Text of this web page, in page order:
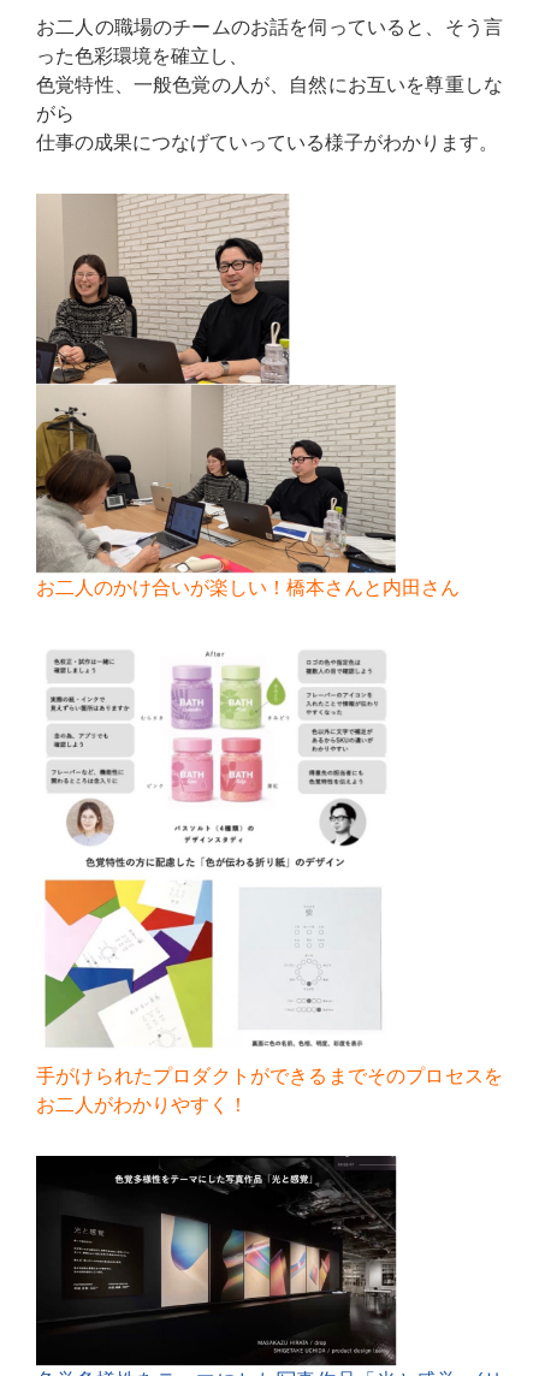
お二人の職場のチームのお話を伺っていると、そう言
った色彩環境を確立し、
色覚特性、一般色覚の人が、自然にお互いを尊重しな
がら
仕事の成果につなげていっている様子がわかります。
お二人のかけ合いが楽しい！橋本さんと内田さん
手がけられたプロダクトができるまでそのプロセスを
お二人がわかりやすく！